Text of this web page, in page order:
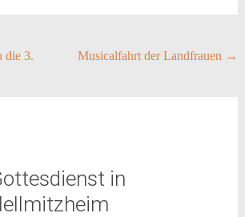
die 3.
Musicalfahrt der Landfrauen →
in